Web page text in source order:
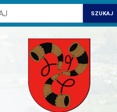
SZUKAJ